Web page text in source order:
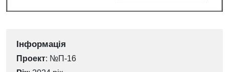
Інформація
Проект: №П-16